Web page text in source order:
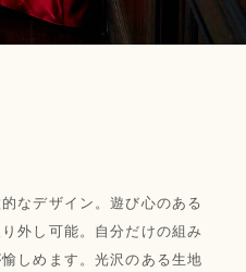
なデザイン。遊び心のある
外し可能。自分だけの組み
しめます。光沢のある生地